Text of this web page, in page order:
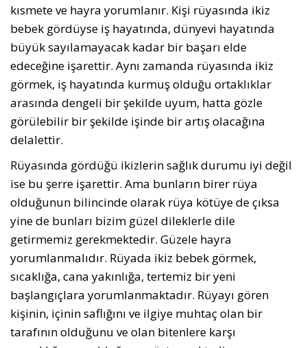
kısmete ve hayra yorumlanır. Kişi rüyasında ikiz
bebek gördüyse iş hayatında, dünyevi hayatında
büyük sayılamayacak kadar bir başarı elde
edeceğine işarettir. Aynı zamanda rüyasında ikiz
görmek, iş hayatında kurmuş olduğu ortaklıklar
arasında dengeli bir şekilde uyum, hatta gözle
görülebilir bir şekilde işinde bir artış olacağına
delalettir.
Rüyasında gördüğü ikizlerin sağlık durumu iyi değil
ise bu şerre işarettir. Ama bunların birer rüya
olduğunun bilincinde olarak rüya kötüye de çıksa
yine de bunları bizim güzel dileklerle dile
getirmemiz gerekmektedir. Güzele hayra
yorumlanmalıdır. Rüyada ikiz bebek görmek,
sıcaklığa, cana yakınlığa, tertemiz bir yeni
başlangıçlara yorumlanmaktadır. Rüyayı gören
kişinin, içinin saflığını ve ilgiye muhtaç olan bir
tarafının olduğunu ve olan bitenlere karşı